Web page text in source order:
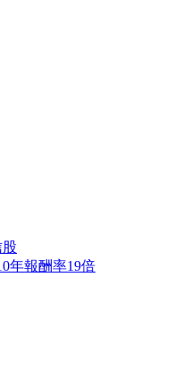
年報酬率19倍